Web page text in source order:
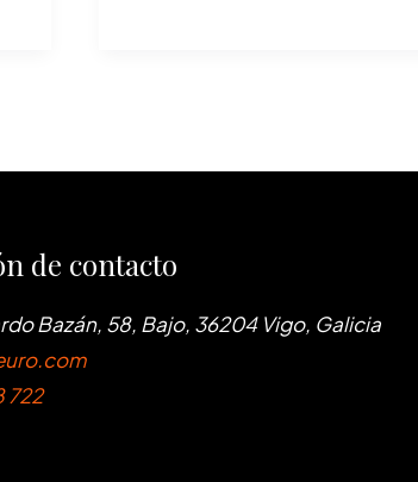
de contacto
Bazán, 58, Bajo, 36204 Vigo, Galicia
722